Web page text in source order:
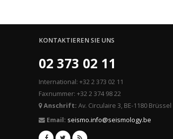
KONTAKTIEREN SIE UNS
02 373 02 11
International: +32 2 373 02 11
Faxnummer: +32 2 374 98 22
Anschrift: Av. Circulaire 3, BE-1180 Brüssel
Email: seismo.info@seismology.be